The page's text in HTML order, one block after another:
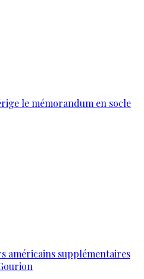
le mémorandum en socle
américains supplémentaires